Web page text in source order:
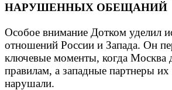
НАРУШЕННЫХ ОБЕЩАНИЙ
Особое внимание Дотком уделил
отношений России и Запада. Он
ключевые моменты, когда Москва
правилам, а западные партнеры их
нарушали.